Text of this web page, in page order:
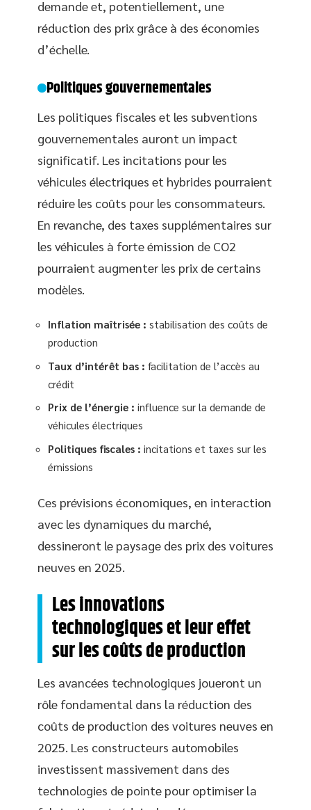
demande et, potentiellement, une
réduction des prix grâce à des économies
d’échelle.
Politiques gouvernementales
Les politiques fiscales et les subventions
gouvernementales auront un impact
significatif. Les incitations pour les
véhicules électriques et hybrides pourraient
réduire les coûts pour les consommateurs.
En revanche, des taxes supplémentaires sur
les véhicules à forte émission de CO2
pourraient augmenter les prix de certains
modèles.
Inflation maîtrisée : stabilisation des coûts de
production
Taux d’intérêt bas : facilitation de l’accès au
crédit
Prix de l’énergie : influence sur la demande de
véhicules électriques
Politiques fiscales : incitations et taxes sur les
émissions
Ces prévisions économiques, en interaction
avec les dynamiques du marché,
dessineront le paysage des prix des voitures
neuves en 2025.
Les innovations
technologiques et leur effet
sur les coûts de production
Les avancées technologiques joueront un
rôle fondamental dans la réduction des
coûts de production des voitures neuves en
2025. Les constructeurs automobiles
investissent massivement dans des
technologies de pointe pour optimiser la